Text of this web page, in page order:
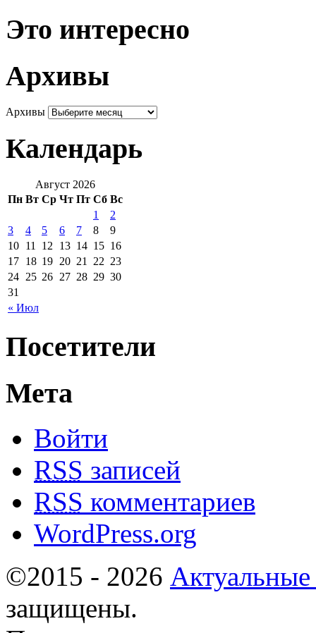
Это интересно
Архивы
Архивы
Календарь
Август 2026
Пн Вт Ср Чт Пт Сб Вс
« Июл
1
2
3
4 5 6 7 8
9
10 11 12 13 14 15 16
17 18 19 20 21 22 23
24 25 26 27 28 29 30
31
Посетители
Мета
Войти
RSS записей
RSS комментариев
WordPress.org
©2015 - 2026
защищены.